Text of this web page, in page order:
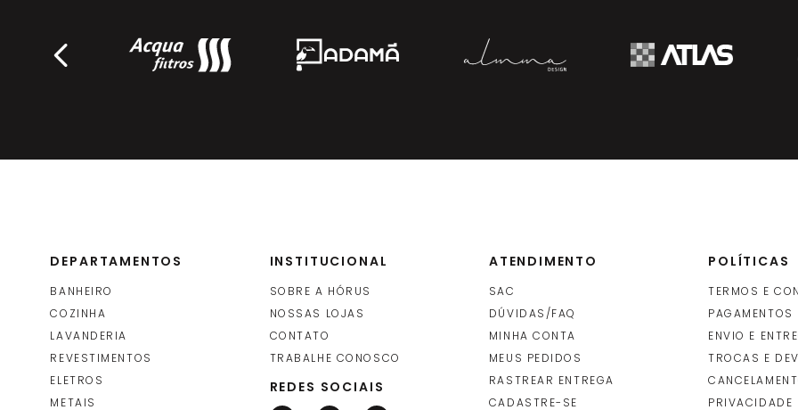
EMBALAGEM
ADICIONAR
DEPARTAMENTOS
BANHEIRO
COZINHA
LAVANDERIA
REVESTIMENTOS
ELETROS
METAIS
INSTITUCIONAL
SOBRE A HÓRUS
NOSSAS LOJAS
CONTATO
TRABALHE CONOSCO
REDES SOCIAIS
ATENDIMENTO
SAC
DÚVIDAS/FAQ
MINHA CONTA
MEUS PEDIDOS
RASTREAR ENTREGA
CADASTRE-SE
POLÍTICAS
TERMOS E
PAGAMENTOS
ENVIO E
TROCAS E
PRIVACIDADE